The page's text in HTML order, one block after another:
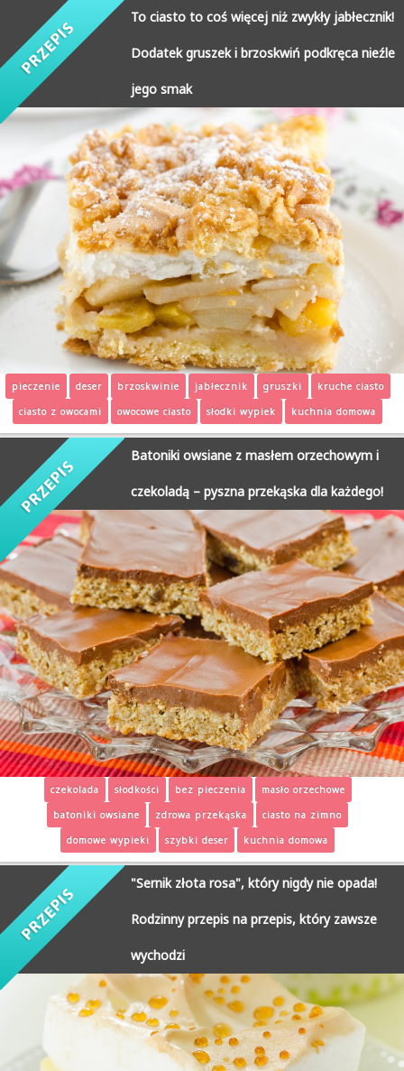
To ciasto to coś więcej niż zwykły jabłecznik!
Dodatek gruszek i brzoskwiń podkręca nieźle
jego smak
pieczenie deser brzoskwinie jabłecznik gruszki
kruche ciasto
ciasto z owocami
owocowe ciasto słodki wypiek kuchnia domowa
Batoniki owsiane z masłem orzechowym i
czekoladą – pyszna przekąska dla każdego!
czekolada słodkości bez pieczenia
masło orzechowe
batoniki owsiane
zdrowa przekąska
ciasto na zimno
domowe wypieki
szybki deser kuchnia domowa
"Sernik złota rosa", który nigdy nie opada!
Rodzinny przepis na przepis, który zawsze
wychodzi